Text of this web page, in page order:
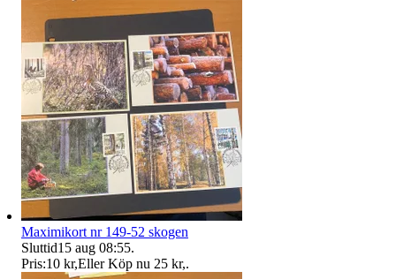
Maximikort nr 149-52 skogen
Sluttid15 aug 08:55.
Pris:10 kr,Eller Köp nu 25 kr,.